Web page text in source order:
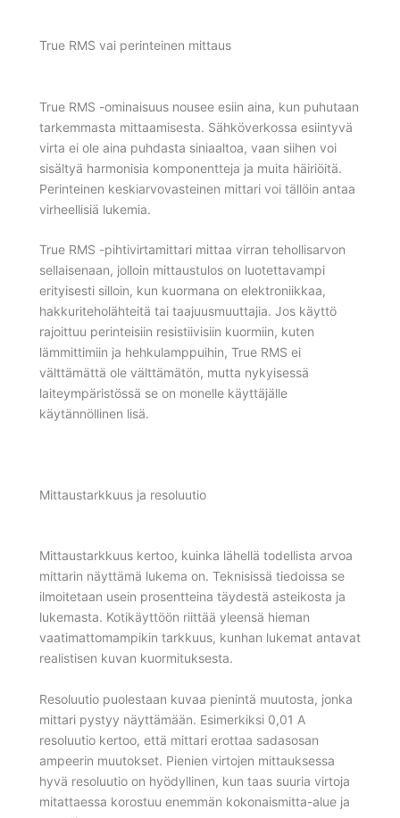
True RMS vai perinteinen mittaus
True RMS -ominaisuus nousee esiin aina, kun puhutaan
tarkemmasta mittaamisesta. Sähköverkossa esiintyvä
virta ei ole aina puhdasta siniaaltoa, vaan siihen voi
sisältyä harmonisia komponentteja ja muita häiriöitä.
Perinteinen keskiarvovasteinen mittari voi tällöin antaa
virheellisiä lukemia.
True RMS -pihtivirtamittari mittaa virran tehollisarvon
sellaisenaan, jolloin mittaustulos on luotettavampi
erityisesti silloin, kun kuormana on elektroniikkaa,
hakkuriteholähteitä tai taajuusmuuttajia. Jos käyttö
rajoittuu perinteisiin resistiivisiin kuormiin, kuten
lämmittimiin ja hehkulamppuihin, True RMS ei
välttämättä ole välttämätön, mutta nykyisessä
laiteympäristössä se on monelle käyttäjälle
käytännöllinen lisä.
Mittaustarkkuus ja resoluutio
Mittaustarkkuus kertoo, kuinka lähellä todellista arvoa
mittarin näyttämä lukema on. Teknisissä tiedoissa se
ilmoitetaan usein prosentteina täydestä asteikosta ja
lukemasta. Kotikäyttöön riittää yleensä hieman
vaatimattomampikin tarkkuus, kunhan lukemat antavat
realistisen kuvan kuormituksesta.
Resoluutio puolestaan kuvaa pienintä muutosta, jonka
mittari pystyy näyttämään. Esimerkiksi 0,01 A
resoluutio kertoo, että mittari erottaa sadasosan
ampeerin muutokset. Pienien virtojen mittauksessa
hyvä resoluutio on hyödyllinen, kun taas suuria virtoja
mitattaessa korostuu enemmän kokonaismitta-alue ja